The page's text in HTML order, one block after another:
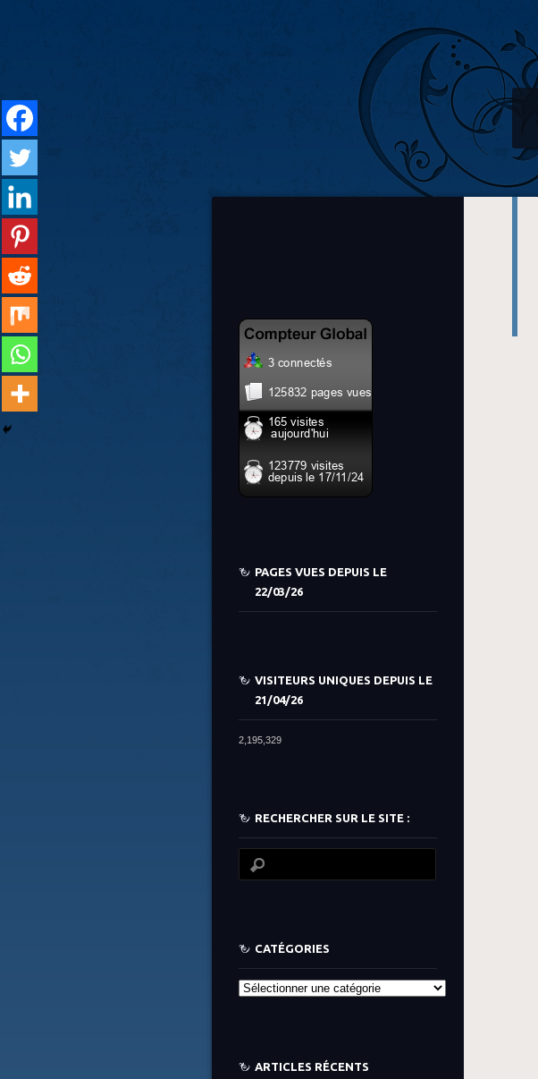
PAGES VUES DEPUIS LE
22/03/26
VISITEURS UNIQUES DEPUIS LE
21/04/26
2,195,329
RECHERCHER SUR LE SITE :
CATÉGORIES
Catégories
ARTICLES RÉCENTS